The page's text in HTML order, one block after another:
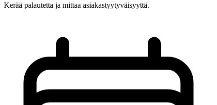
Kerää palautetta ja mittaa asiakastyytyväisyyttä.